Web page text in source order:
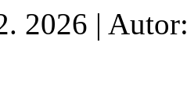
2026 |